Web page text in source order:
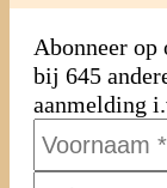
Abonneer
bij 645
aanmelding